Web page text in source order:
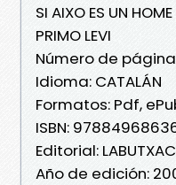
SI AIXO ES UN HOME
PRIMO LEVI
Número de
Idioma: CATALÁN
Formatos: Pdf,
ISBN:
Editorial:
Año de edición: